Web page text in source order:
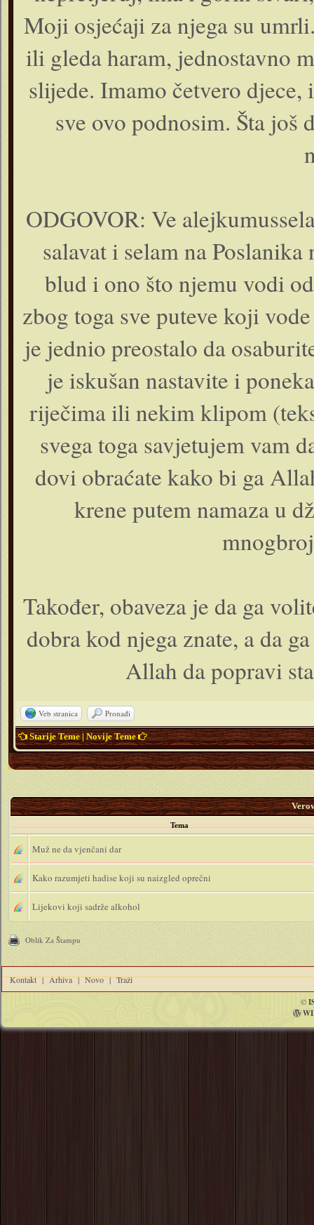
Moji osjećaji za njega su
ili gleda haram, jednostavno
slijede. Imamo četvero
sve ovo podnosim. Šta još
ODGOVOR: Ve
salavat i selam na
blud i ono što njemu vodi
zbog toga sve puteve koji
je jednio preostalo da
je iskušan nastavite i
riječima ili nekim klipom
svega toga savjetujem vam
dovi obraćate kako bi ga
krene putem namaza u
Također, obaveza je da ga
dobra kod njega znate, a da
Allah da popravi
Veb stranica Pronađi
Starije Teme|Novije Teme
Tema
Muž ne da vjenčani dar
Kako razumjeti hadise koji su naizgled oprečni
Lijekovi koji sadrže alkohol
Oblik Za Štampu
Kontakt | Arhiva | Novo | Traži
©